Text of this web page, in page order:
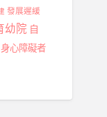
發展遲緩
幼院 自
身心障礙者